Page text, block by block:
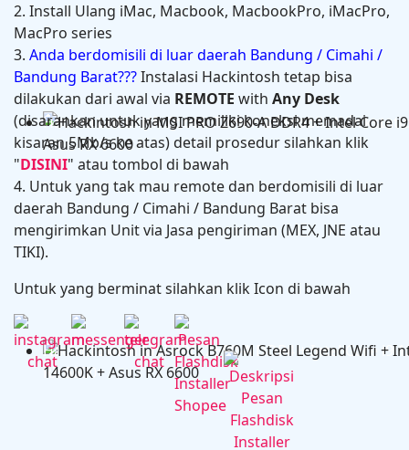
Hackintosh in HP Zbook Power G7 Mobile
Hackintosh in MSI PRO Z690-A DDR4 + Intel Core i9
RX 6600
2. Install Ulang iMac, Macbook, MacbookPro, iMacPro,
MacPro series
3. Anda berdomisili di luar daerah Bandung / Cimahi /
Bandung Barat???Instalasi Hackintosh tetap bisa
dilakukan dari awal via REMOTE with Any Desk
(disarankan untuk yang memiliki koneksi memadai
kisaran 5Mb/s ke atas) detail prosedur silahkan klik
"DISINI" atau tombol di bawah
4. Untuk yang tak mau remote dan berdomisili di luar
daerah Bandung / Cimahi / Bandung Barat bisa
mengirimkan Unit via Jasa pengiriman (MEX, JNE atau
TIKI).
Untuk yang berminat silahkan klik Icon di bawah